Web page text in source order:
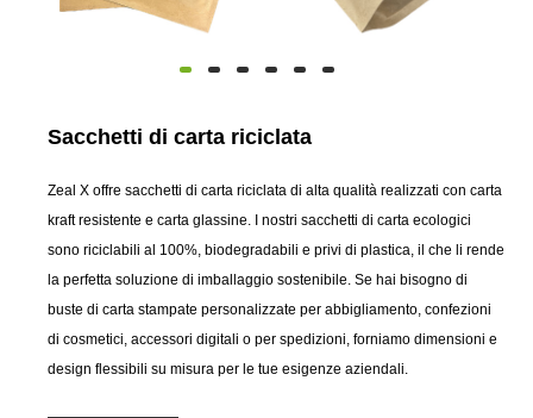
Sacchetti di carta riciclata
Zeal X offre sacchetti di carta riciclata di alta qualità realizzati con carta
kraft resistente e carta glassine. I nostri sacchetti di carta ecologici
sono riciclabili al 100%, biodegradabili e privi di plastica, il che li rende
la perfetta soluzione di imballaggio sostenibile. Se hai bisogno di
buste di carta stampate personalizzate per abbigliamento, confezioni
di cosmetici, accessori digitali o per spedizioni, forniamo dimensioni e
design flessibili su misura per le tue esigenze aziendali.